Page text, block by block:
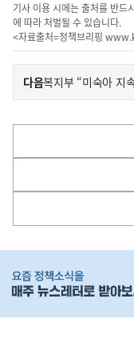
기사 이용 시에는 출처를 반드
에 따라 처벌될 수 있습니다.
<자료출처=정책브리핑
이
전
다
음
다음기
사
복지부 “미숙아 지
단